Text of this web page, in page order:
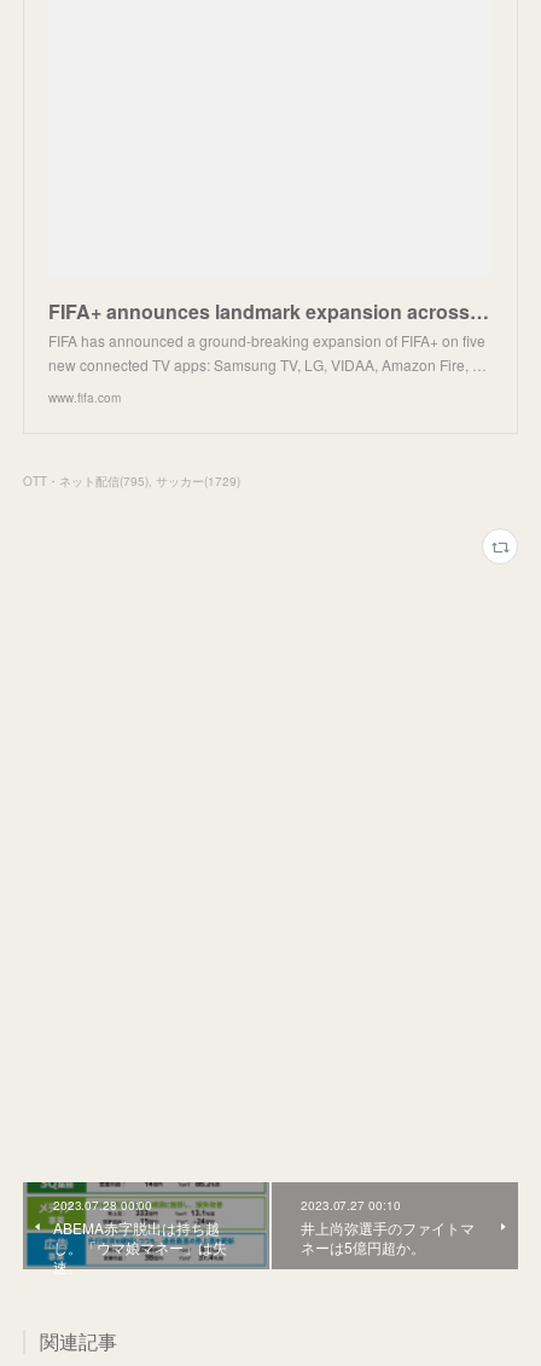
FIFA+ announces landmark expansion across connected TV and FAST channel platforms
FIFA has announced a ground-breaking expansion of FIFA+ on five
new connected TV apps: Samsung TV, LG, VIDAA, Amazon Fire, …
www.fifa.com
OTT・ネット配信(795) サッカー(1729)
2023.07.28 00:00
ABEMA赤字脱出は持ち越
し。「ウマ娘マネー」は失
速。
2023.07.27 00:10
井上尚弥選手のファイトマ
ネーは5億円超か。
関連記事